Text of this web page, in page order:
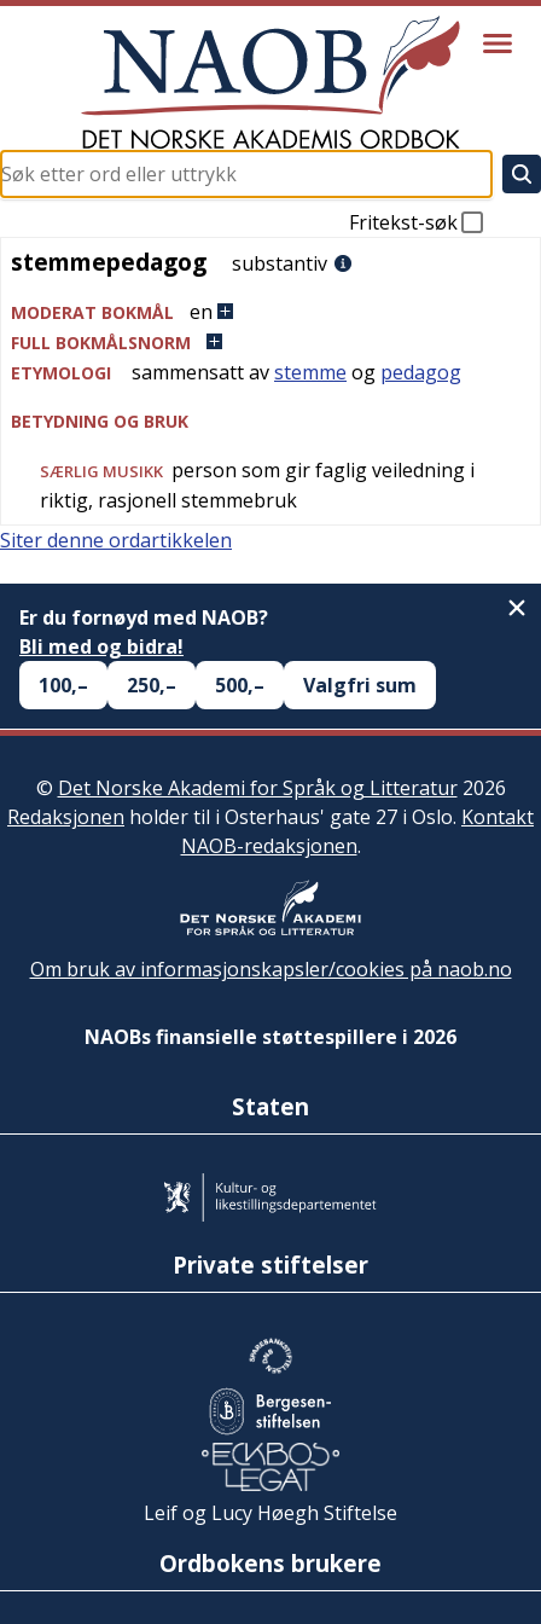
Fritekst-søk
stemmepedagog
stemmepedagog substantiv
MODERAT BOKMÅL en
FULL BOKMÅLSNORM
ETYMOLOGI
sammensatt avstemme og pedagog
BETYDNING OG BRUK
SÆRLIG MUSIKK person som gir faglig veiledning i
riktig, rasjonell stemmebruk
Siter denne ordartikkelen
Er du fornøyd med NAOB?
Bli med og bidra!
100,–
250,– 500,– Valgfri sum
© Det Norske Akademi for Språk og Litteratur2026
Redaksjonen holder til i Osterhaus' gate 27 i Oslo. Kontakt
NAOB-redaksjonen.
Om bruk av informasjonskapsler/cookies på naob.no
NAOBs finansielle støttespillere i 2026
Staten
Private stiftelser
Leif og Lucy Høegh Stiftelse
Ordbokens brukere